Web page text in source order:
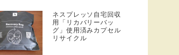
ネスプレッソ自宅回収
用「リカバリーバッ
グ」使用済みカプセル
リサイクル